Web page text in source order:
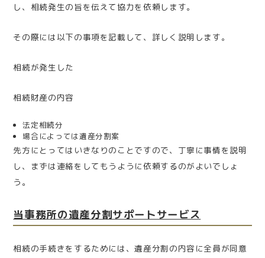
し、相続発生の旨を伝えて協力を依頼します。
その際には以下の事項を記載して、詳しく説明します。
相続が発生した
相続財産の内容
法定相続分
場合によっては遺産分割案
先方にとってはいきなりのことですので、丁寧に事情を説明
し、まずは連絡をしてもうように依頼するのがよいでしょ
う。
当事務所の遺産分割サポートサービス
相続の手続きをするためには、遺産分割の内容に全員が同意